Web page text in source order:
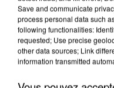
Save and communicate
process personal data such
following functionalities:
requested; Use precise
other data sources; Link
information transmitted